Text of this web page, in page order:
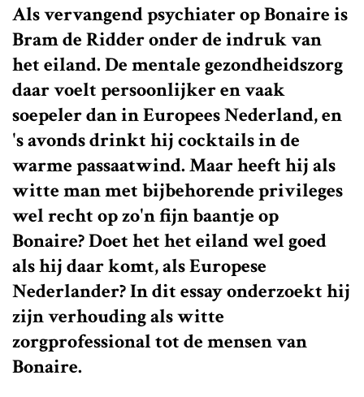
Als vervangend psychiater op Bonaire is
Bram de Ridder onder de indruk van
het eiland. De mentale gezondheidszorg
daar voelt persoonlijker en vaak
soepeler dan in Europees Nederland, en
's avonds drinkt hij cocktails in de
warme passaatwind. Maar heeft hij als
witte man met bijbehorende privileges
wel recht op zo'n fijn baantje op
Bonaire? Doet het het eiland wel goed
als hij daar komt, als Europese
Nederlander? In dit essay onderzoekt hij
zijn verhouding als witte
zorgprofessional tot de mensen van
Bonaire.